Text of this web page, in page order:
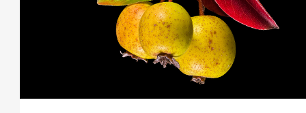
THIS SEARCH BAR ONLY WORKS IN THE GERMAN VERSION OF THE
WEBSITE! NON-GERMAN SPEAKERS PLEASE USE THE SEARCH
ON THE WELCOME PAGE.